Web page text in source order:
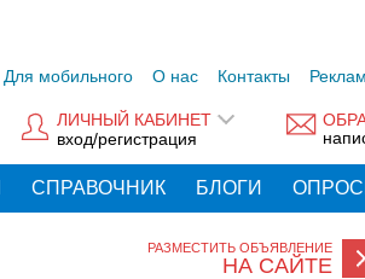
Для мобильного О нас Контакты
ЛИЧНЫЙ КАБИНЕТ
вход/регистрация
СПРАВОЧНИК БЛОГИ
РАЗМЕСТИТЬ ОБЪЯВЛЕНИЕ
НА САЙТЕ